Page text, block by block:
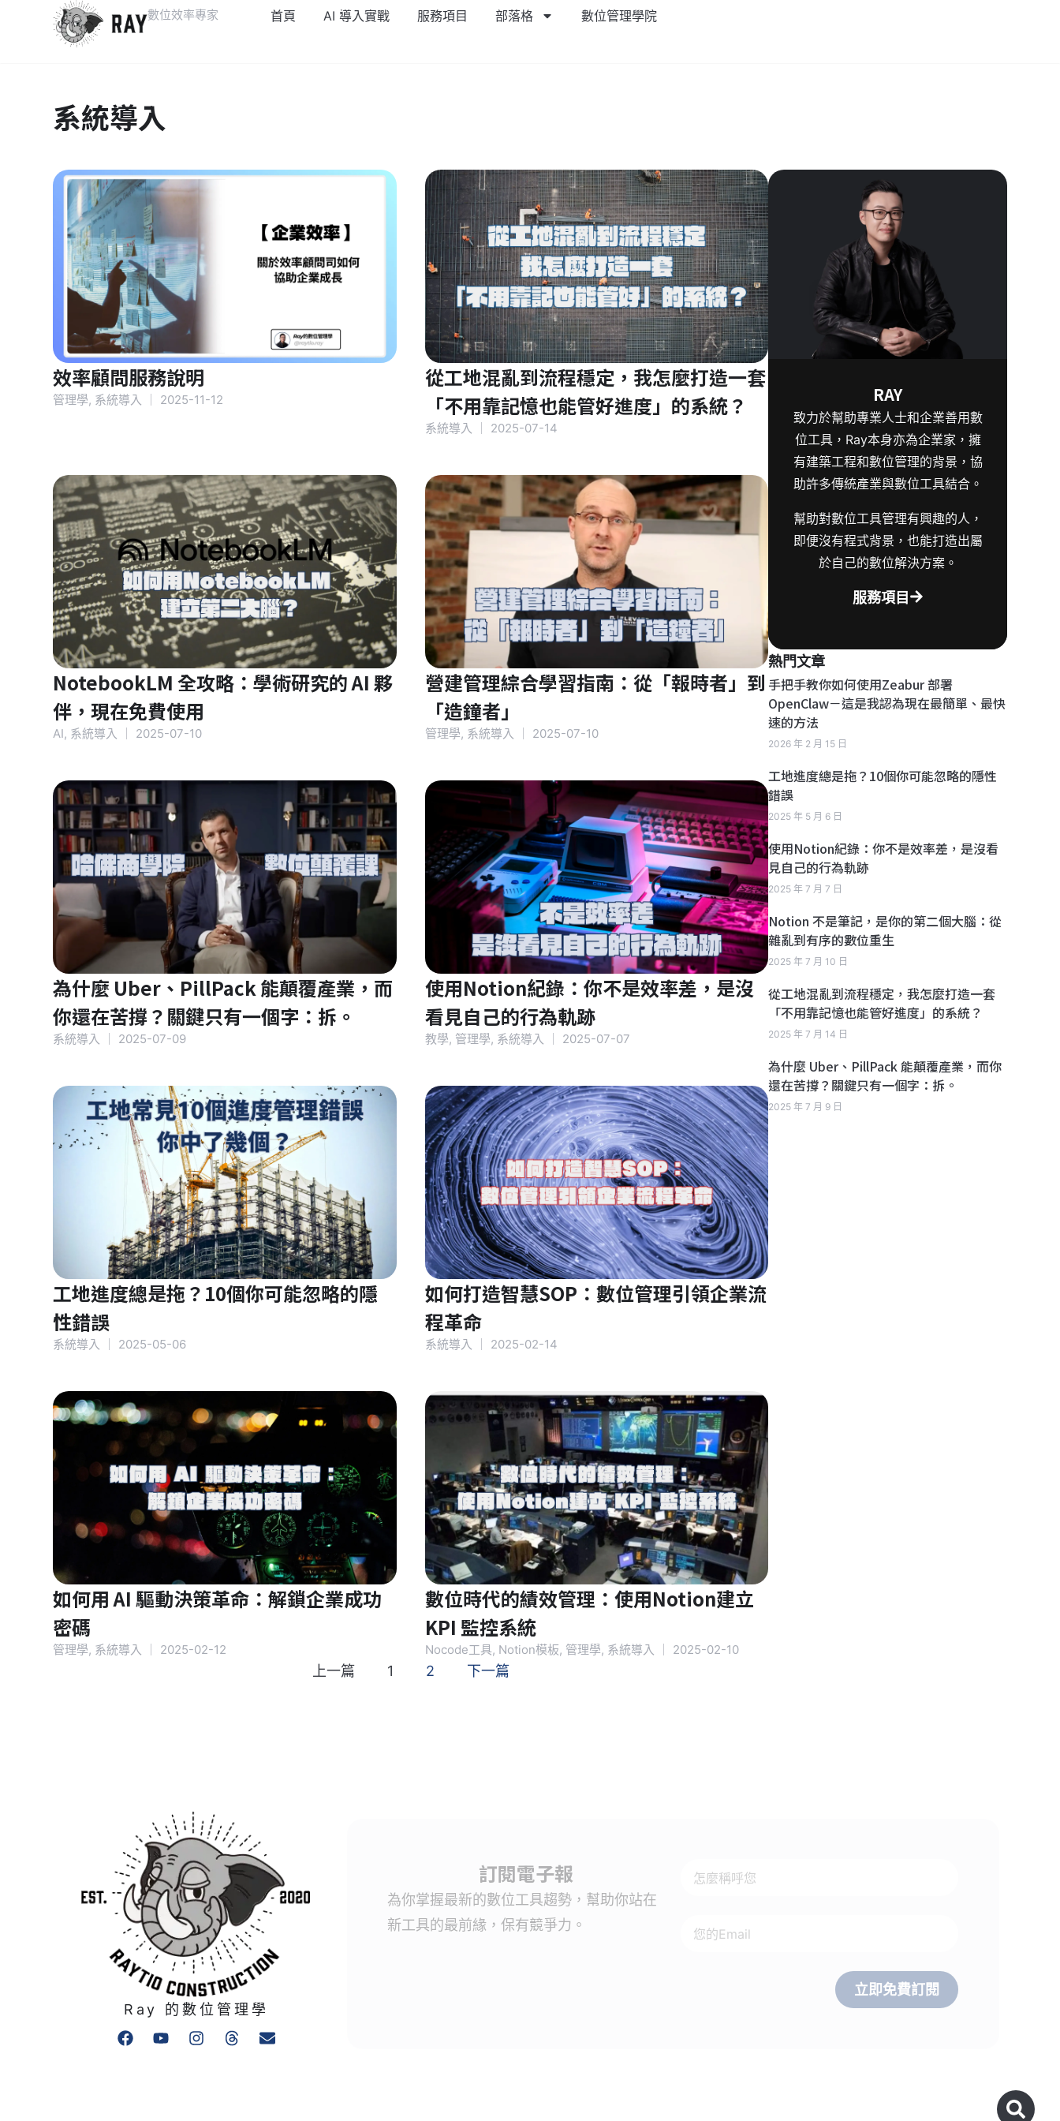
數位效率專家 首頁 AI 導入實戰 服務項目 部落格 數位管理學院
系統導入
效率顧問服務說明
管理學, 系統導入 2025-11-12
從工地混亂到流程穩定，我怎麼打造一套
「不用靠記憶也能管好進度」的系統？
系統導入 2025-07-14
NotebookLM 全攻略：學術研究的 AI 夥
伴，現在免費使用
AI, 系統導入 2025-07-10
營建管理綜合學習指南：從「報時者」到
「造鐘者」
管理學, 系統導入 2025-07-10
為什麼 Uber、PillPack 能顛覆產業，而
你還在苦撐？關鍵只有一個字：拆。
系統導入 2025-07-09
使用Notion紀錄：你不是效率差，是沒
看見自己的行為軌跡
教學, 管理學, 系統導入 2025-07-07
工地進度總是拖？10個你可能忽略的隱
性錯誤
系統導入 2025-05-06
如何打造智慧SOP：數位管理引領企業流
程革命
系統導入 2025-02-14
如何用 AI 驅動決策革命：解鎖企業成功
密碼
管理學, 系統導入 2025-02-12
數位時代的績效管理：使用Notion建立
KPI 監控系統
Nocode工具, Notion模板, 管理學, 系統導入 2025-02-10
上一篇 1 2 下一篇
RAY
致力於幫助專業人士和企業善用數
位工具，Ray本身亦為企業家，擁
有建築工程和數位管理的背景，協
助許多傳統產業與數位工具結合。
幫助對數位工具管理有興趣的人，
即便沒有程式背景，也能打造出屬
於自己的數位解決方案。
服務項目
熱門文章
手把手教你如何使用Zeabur 部署
OpenClaw－這是我認為現在最簡單、最快
速的方法
2026 年 2 月 15 日
工地進度總是拖？10個你可能忽略的隱性
錯誤
2025 年 5 月 6 日
使用Notion紀錄：你不是效率差，是沒看
見自己的行為軌跡
2025 年 7 月 7 日
Notion 不是筆記，是你的第二個大腦：從
雜亂到有序的數位重生
2025 年 7 月 10 日
從工地混亂到流程穩定，我怎麼打造一套
「不用靠記憶也能管好進度」的系統？
2025 年 7 月 14 日
為什麼 Uber、PillPack 能顛覆產業，而你
還在苦撐？關鍵只有一個字：拆。
2025 年 7 月 9 日
Ray 的數位管理學
訂閱電子報
為你掌握最新的數位工具趨勢，幫助你站在
新工具的最前緣，保有競爭力。
立即免費訂閱